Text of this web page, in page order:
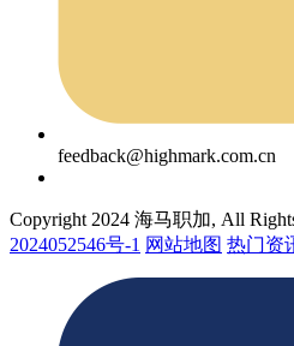
feedback@highmark.com.cn
Copyright 2024 海马职加, All
2024052546号-1 网站地图 热门资